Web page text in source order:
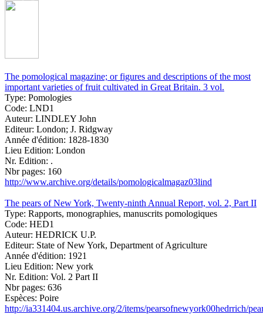
The pomological magazine; or figures and descriptions of the most
important varieties of fruit cultivated in Great Britain. 3 vol.
Type: Pomologies
Code: LND1
Auteur: LINDLEY John
Editeur: London; J. Ridgway
Année d'édition: 1828-1830
Lieu Edition: London
Nr. Edition: .
Nbr pages: 160
http://www.archive.org/details/pomologicalmagaz03lind
The pears of New York, Twenty-ninth Annual Report, vol. 2, Part II
Type: Rapports, monographies, manuscrits pomologiques
Code: HED1
Auteur: HEDRICK U.P.
Editeur: State of New York, Department of Agriculture
Année d'édition: 1921
Lieu Edition: New york
Nr. Edition: Vol. 2 Part II
Nbr pages: 636
Espèces: Poire
http://ia331404.us.archive.org/2/items/pearsofnewyork00hedrrich/